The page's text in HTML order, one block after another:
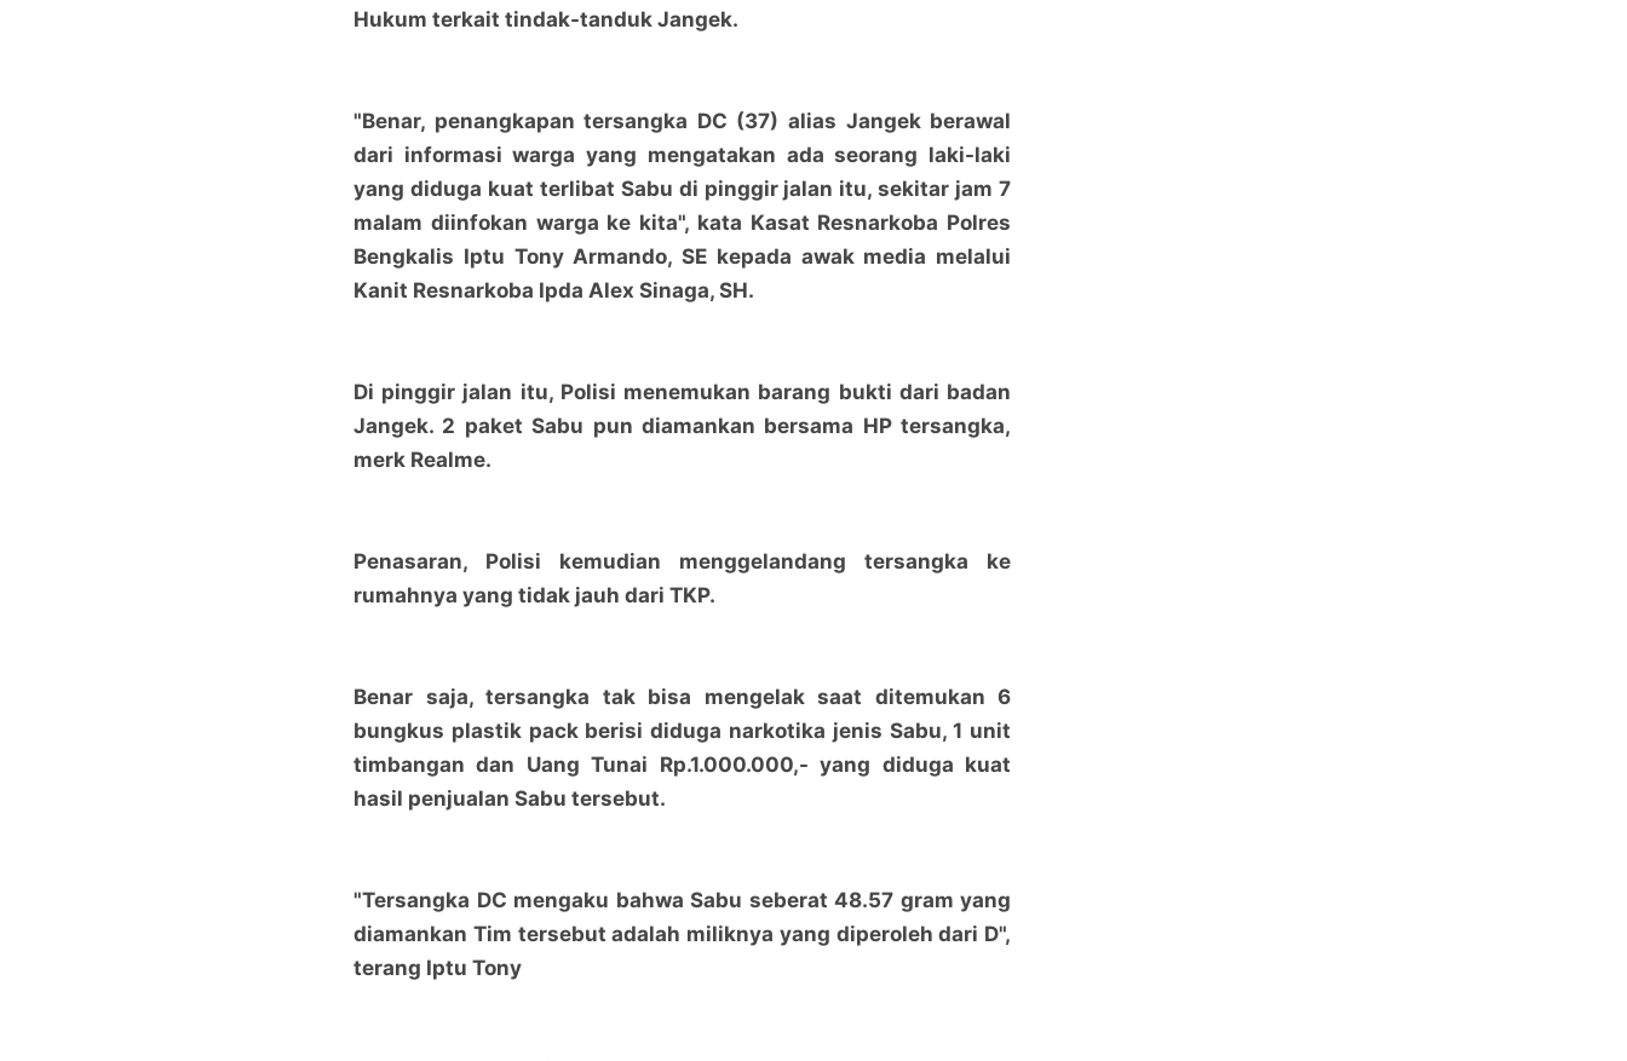
Diamankan Polisi
penaraja.com
Bagikan ke media lain
Hukum terkait tindak-tanduk Jangek.
"Benar, penangkapan tersangka DC (37) alias Jangek berawal
dari informasi warga yang mengatakan ada seorang laki-laki
yang diduga kuat terlibat Sabu di pinggir jalan itu, sekitar jam 7
malam diinfokan warga ke kita", kata Kasat Resnarkoba Polres
Bengkalis Iptu Tony Armando, SE kepada awak media melalui
Kanit Resnarkoba Ipda Alex Sinaga, SH.
Di pinggir jalan itu, Polisi menemukan barang bukti dari badan
Jangek. 2 paket Sabu pun diamankan bersama HP tersangka,
merk Realme.
Penasaran, Polisi kemudian menggelandang tersangka ke
rumahnya yang tidak jauh dari TKP.
Benar saja, tersangka tak bisa mengelak saat ditemukan 6
bungkus plastik pack berisi diduga narkotika jenis Sabu, 1 unit
timbangan dan Uang Tunai Rp.1.000.000,- yang diduga kuat
hasil penjualan Sabu tersebut.
"Tersangka DC mengaku bahwa Sabu seberat 48.57 gram yang
diamankan Tim tersebut adalah miliknya yang diperoleh dari D",
terang Iptu Tony
Diamankan Polisi
penaraja.com
Bagikan ke media lain